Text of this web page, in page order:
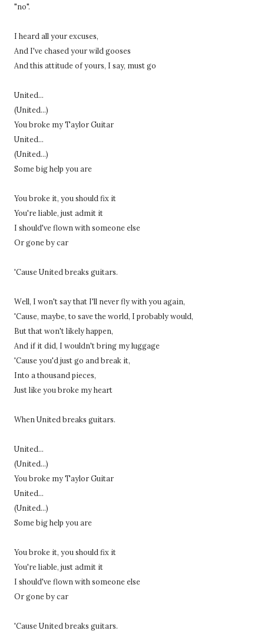
"no".
I heard all your excuses,
And I've chased your wild gooses
And this attitude of yours, I say, must go
United...
(United...)
You broke my Taylor Guitar
United...
(United...)
Some big help you are
You broke it, you should fix it
You're liable, just admit it
I should've flown with someone else
Or gone by car
'Cause United breaks guitars.
Well, I won't say that I'll never fly with you again,
'Cause, maybe, to save the world, I probably would,
But that won't likely happen,
And if it did, I wouldn't bring my luggage
'Cause you'd just go and break it,
Into a thousand pieces,
Just like you broke my heart
When United breaks guitars.
United...
(United...)
You broke my Taylor Guitar
United...
(United...)
Some big help you are
You broke it, you should fix it
You're liable, just admit it
I should've flown with someone else
Or gone by car
'Cause United breaks guitars.